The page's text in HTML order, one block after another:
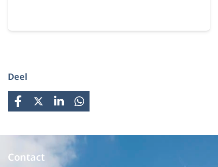
Deel
FACEBOOK
X LINKEDINWHATSAPP
Contact